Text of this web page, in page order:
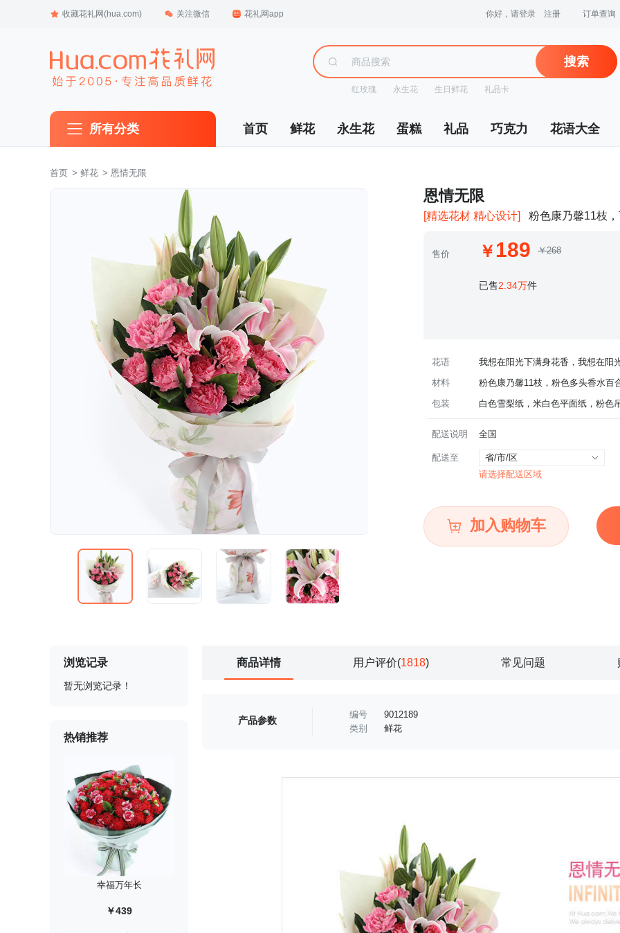
收藏花礼网(hua.com) 关注微信 花礼网app 你好，请登录 注册 订单查询
搜索
红玫瑰 永生花 生日鲜花 礼品卡
所有分类 首页 鲜花 永生花 蛋糕 礼品 巧克力 花语大全
首页 > 鲜花 > 恩情无限
恩情无限
[精选花材 精心设计] 粉色康乃馨11枝
售价 189 ￥268
已售2.34万件
花语
我想在阳光下满身花香，我想在阳
材料
粉色康乃馨11枝，粉色多头香水百
包装
白色雪梨纸，米白色平面纸，粉色
配送说明 全国
配送至
省/市/区
请选择配送区域
加入购物车
浏览记录
暂无浏览记录！
热销推荐
幸福万年长
￥439
商品详情 用户评价(1818) 常见问题
产品参数
编号
9012189
类别
鲜花